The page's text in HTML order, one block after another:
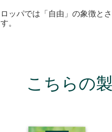
ッパでは「自由」の象徴
。
こちらの